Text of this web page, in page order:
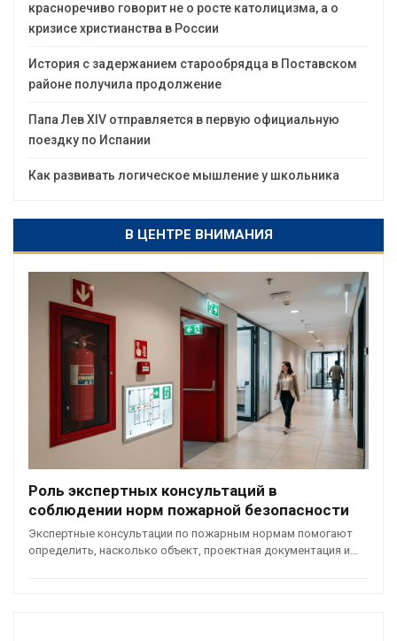
красноречиво говорит не о росте католицизма, а о
кризисе христианства в России
История с задержанием старообрядца в Поставском
районе получила продолжение
Папа Лев XIV отправляется в первую официальную
поездку по Испании
Как развивать логическое мышление у школьника
В ЦЕНТРЕ ВНИМАНИЯ
Роль экспертных консультаций в
соблюдении норм пожарной безопасности
Экспертные консультации по пожарным нормам помогают
определить, насколько объект, проектная документация и…